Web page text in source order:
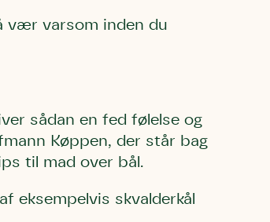
vær varsom inden du
sådan en fed følelse og
Køppen, der står bag
til mad over bål.
eksempelvis skvalderkål